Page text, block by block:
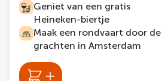
Geniet van een gratis
Heineken-biertje
Maak een rondvaart door de
grachten in Amsterdam